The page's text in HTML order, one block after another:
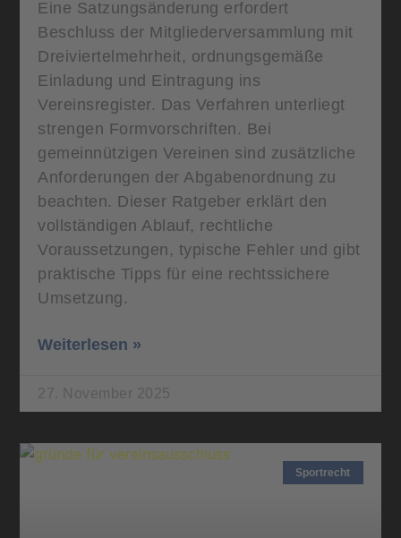
Eine Satzungsänderung erfordert
Beschluss der Mitgliederversammlung mit
Dreiviertelmehrheit, ordnungsgemäße
Einladung und Eintragung ins
Vereinsregister. Das Verfahren unterliegt
strengen Formvorschriften. Bei
gemeinnützigen Vereinen sind zusätzliche
Anforderungen der Abgabenordnung zu
beachten. Dieser Ratgeber erklärt den
vollständigen Ablauf, rechtliche
Voraussetzungen, typische Fehler und gibt
praktische Tipps für eine rechtssichere
Umsetzung.
Weiterlesen »
27. November 2025
Sportrecht